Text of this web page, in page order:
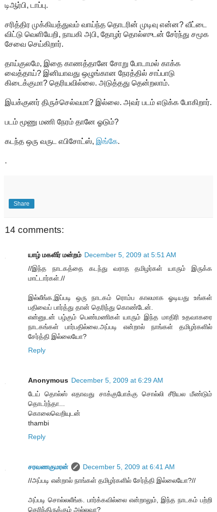
டிஆர்பி, டாப்பு.
சரித்திர முக்கியத்துவம் வாய்ந்த தொடரின் முடிவு என்ன? வீட்டை
விட்டு வெளியேறி, நாயகி அபி, தோழர் தொல்ஸுடன் சேர்ந்து சமூக
சேவை செய்கிறார்.
தாய்குலமே, இதை காணத்தானே சோறு போடாமல் காக்க
வைத்தாய்? இனியாவது ஒழுங்கான நேரத்தில் சாப்பாடு
கிடைக்குமா? தெரியவில்லை. அடுத்தது தென்றலாம்.
இயக்குனர் திருச்செல்வமா? இல்லை. அவர் படம் எடுக்க போகிறார்.
படம் மூணு மணி நேரம் தானே ஓடும்?
கடந்த ஒரு வருட எபிசோட்ஸ், இங்கே.
.
Share
14 comments:
யாழ் மகளிர் மன்றம் December 5, 2009 at 5:51 AM
//இந்த நாடகத்தை கடந்து வராத தமிழர்கள் யாரும் இருக்க
மாட்டார்கள்.//
இல்லீங்க,இப்படி ஒரு நாடகம் ரொம்ப காலமாக ஓடியது உங்கள்
பதிவைப் பார்த்து தான் தெரிந்து கொண்டேன்.
என்னுடன் பழ்கும் பெண்மணிகள் யாரும் இந்த மாதிரி உதவாகரை
நாடகங்கள் பார்பதில்லை.அப்படி என்றால் நாங்கள் தமிழர்களில்
சேர்த்தி இல்லையோ?
Reply
Anonymous December 5, 2009 at 6:29 AM
டேய் தொல்ஸ் எதாவது சாக்குபோக்கு சொல்லி சீரியல மீண்டும்
தொடர்ந்தா...
கொலைவெறியுடன்
thambi
Reply
சரவணகுமரன்
December 5, 2009 at 6:41 AM
//அப்படி என்றால் நாங்கள் தமிழர்களில் சேர்த்தி இல்லையோ?//
அப்படி சொல்லலீங்க. பார்க்கவில்லை என்றாலும், இந்த நாடகம் பற்றி
தெரிந்திருக்கும் அல்லவா?